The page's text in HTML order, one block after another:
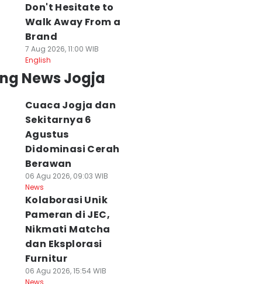
Don't Hesitate to
Walk Away From a
Brand
7 Aug 2026, 11:00 WIB
English
News Jogja
Cuaca Jogja dan
Sekitarnya 6
Agustus
Didominasi Cerah
Berawan
06 Agu 2026, 09:03 WIB
News
Kolaborasi Unik
Pameran di JEC,
Nikmati Matcha
dan Eksplorasi
Furnitur
06 Agu 2026, 15:54 WIB
News